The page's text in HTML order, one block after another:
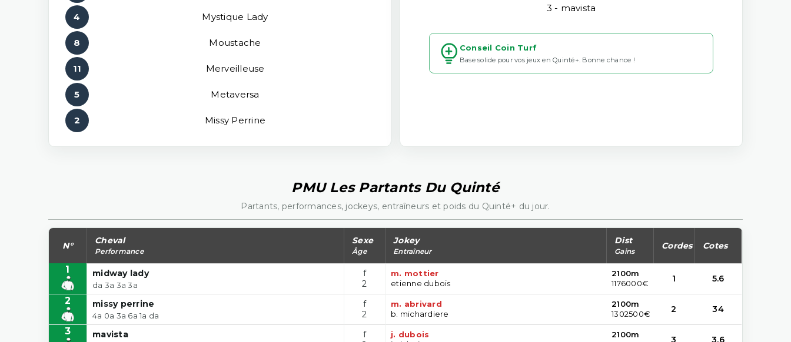
4 Mystique Lady
8 Moustache
11 Merveilleuse
5 Metaversa
2 Missy Perrine
3 - mavista
Conseil Coin Turf
Base solide pour vos jeux en Quinté+. Bonne chance !
PMU Les Partants Du Quinté
Partants, performances, jockeys, entraîneurs et poids du Quinté+ du jour.
N° Cheval
Performance
Sexe
Âge
Jokey
Entraîneur
Dist
Gains
Cordes Cotes
1 midway lady
da 3a 3a 3a
f
2
m. mottier
etienne dubois
2100m
1176000€
1 5.6
2 missy perrine
4a 0a 3a 6a 1a da
f
2
m. abrivard
b. michardiere
2100m
1302500€
2 34
3 mavista
f
j. dubois
2100m
3 3.6